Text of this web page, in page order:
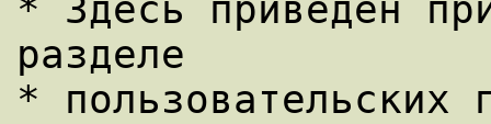
* Здесь приведен
разделе
* пользовательских